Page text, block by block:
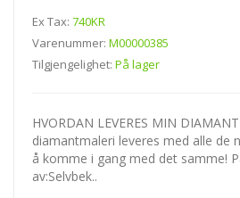
Ex Tax: 740KR
Varenummer: M00000385
Tilgjengelighet: På lager
HVORDAN LEVERES MIN
diamantmaleri leveres med alle de
å komme i gang med det samme!
av:Selvbek..